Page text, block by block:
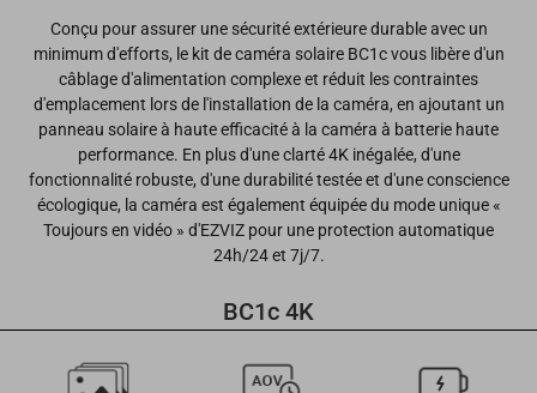
Conçu pour assurer une sécurité extérieure durable avec un
minimum d'efforts, le kit de caméra solaire BC1c vous libère d'un
câblage d'alimentation complexe et réduit les contraintes
d'emplacement lors de l'installation de la caméra, en ajoutant un
panneau solaire à haute efficacité à la caméra à batterie haute
performance. En plus d'une clarté 4K inégalée, d'une
fonctionnalité robuste, d'une durabilité testée et d'une conscience
écologique, la caméra est également équipée du mode unique «
Toujours en vidéo » d'EZVIZ pour une protection automatique
24h/24 et 7j/7.
BC1c 4K